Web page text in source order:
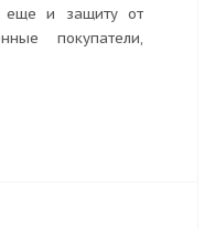
еще и защиту от
покупатели,